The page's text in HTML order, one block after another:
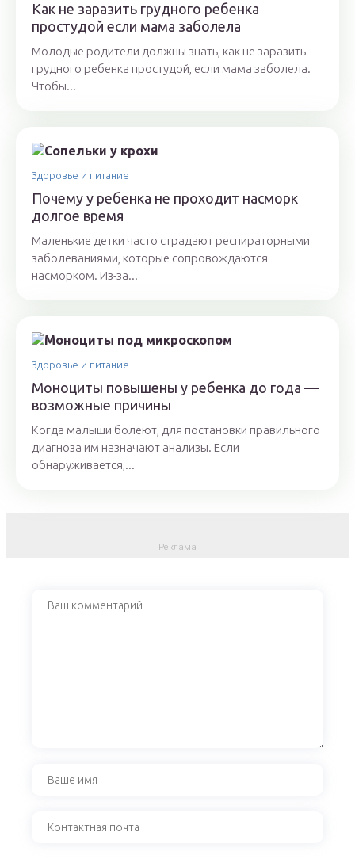
Как не заразить грудного ребенка
простудой если мама заболела
Молодые родители должны знать, как не заразить
грудного ребенка простудой, если мама заболела.
Чтобы...
Здоровье и питание
Почему у ребенка не проходит насморк
долгое время
Маленькие детки часто страдают респираторными
заболеваниями, которые сопровождаются
насморком. Из-за...
Здоровье и питание
Моноциты повышены у ребенка до года —
возможные причины
Когда малыши болеют, для постановки правильного
диагноза им назначают анализы. Если
обнаруживается,...